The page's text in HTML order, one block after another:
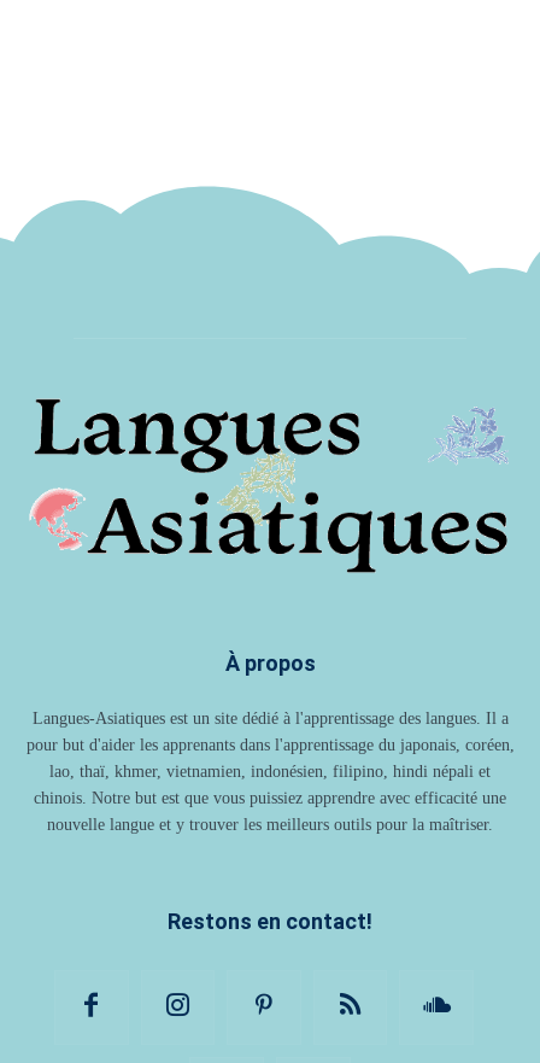
À propos
Langues-Asiatiques est un site dédié à l'apprentissage des langues. Il a
pour but d'aider les apprenants dans l'apprentissage du japonais, coréen,
lao, thaï, khmer, vietnamien, indonésien, filipino, hindi népali et
chinois. Notre but est que vous puissiez apprendre avec efficacité une
nouvelle langue et y trouver les meilleurs outils pour la maîtriser.
Restons en contact!